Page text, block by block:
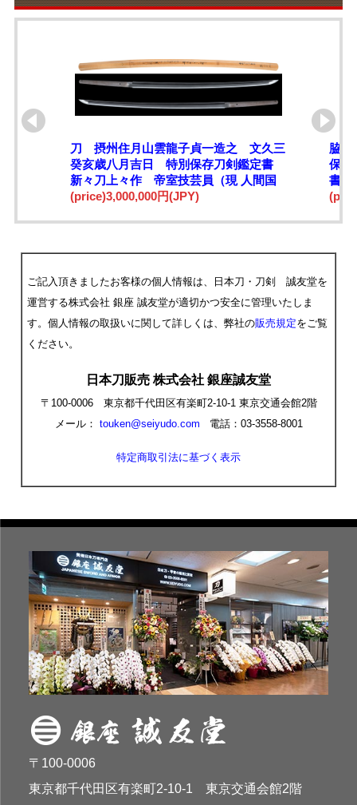
刀 摂州住月山雲龍子貞一造之 文久三
癸亥歳八月吉日 特別保存刀剣鑑定書
新々刀上々作 帝室技芸員（現 人間国
宝） 寒山鞘書
(price)3,000,000円(JPY)
脇
保十
書
ご記入頂きましたお客様の個人情報は、日本刀・刀剣 誠友堂を
運営する株式会社 銀座 誠友堂が適切かつ安全に管理いたしま
す。個人情報の取扱いに関して詳しくは、弊社の販売規定をご覧
ください。
日本刀販売 株式会社 銀座誠友堂
〒100-0006 東京都千代田区有楽町2-10-1 東京交通会館2階
メール： touken@seiyudo.com 電話：03-3558-8001
特定商取引法に基づく表示
〒100-0006
東京都千代田区有楽町2-10-1 東京交通会館2階